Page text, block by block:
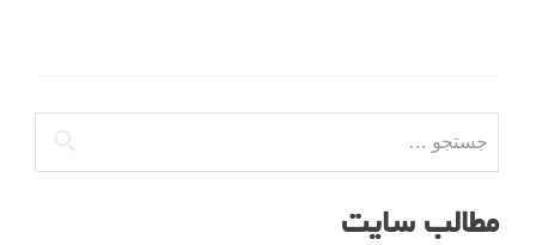
برای:
مطالب سایت